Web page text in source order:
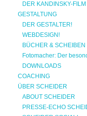
DER KANDINSKY-FILM
GESTALTUNG
DER GESTALTER!
WEBDESIGN!
BÜCHER & SCHEIBEN
Fotomacher: Der
DOWNLOADS
COACHING
ÜBER SCHEIDER
ABOUT SCHEIDER
PRESSE-ECHO